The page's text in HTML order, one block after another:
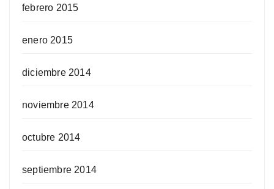
febrero 2015
enero 2015
diciembre 2014
noviembre 2014
octubre 2014
septiembre 2014